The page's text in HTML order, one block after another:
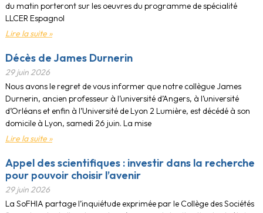
du matin porteront sur les oeuvres du programme de spécialité
LLCER Espagnol
Lire la suite »
Décès de James Durnerin
29 juin 2026
Nous avons le regret de vous informer que notre collègue James
Durnerin, ancien professeur à l’université d’Angers, à l’université
d’Orléans et enfin à l’Université de Lyon 2 Lumière, est décédé à son
domicile à Lyon, samedi 26 juin. La mise
Lire la suite »
Appel des scientifiques : investir dans la recherche
pour pouvoir choisir l’avenir
29 juin 2026
La SoFHIA partage l’inquiétude exprimée par le Collège des Sociétés